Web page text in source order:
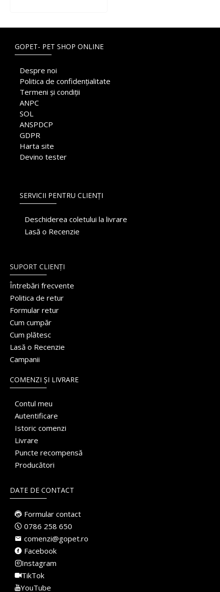
GOPET- PET SHOP ONLINE
Despre noi
Politica de confidențialitate
Termeni și condiții
ANPC
SOL
ANSPDCP
GDPR
Harta site
Devino tester
SERVICII PENTRU CLIENȚI
Deschiderea coletului la livrare
Lasă o Recenzie
SUPORT CLIENȚI
Întrebări frecvente
Politica de retur
Formular retur
Cum cumpăr
Cum plătesc
Lasă o Recenzie
Campanii
COMENZI ȘI LIVRARE
Contul meu
Autentificare
Istoric comenzi
Livrare
Puncte recompensă
Producători
DATE DE CONTACT
Formular contact
0786 258 650
comenzi@gopet.ro
Facebook
Instagram
TikTok
YouTube